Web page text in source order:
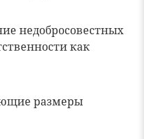
недобросовестных
как
размеры